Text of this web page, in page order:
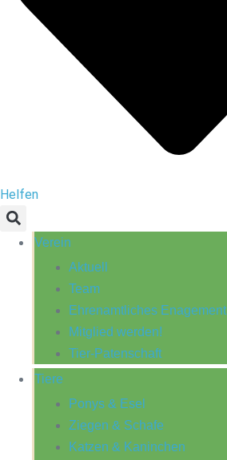
Helfen
Verein
Aktuell
Team
Ehrenamtliches Enagement
Mitglied werden!
Tier-Patenschaft
Tiere
Ponys & Esel
Ziegen & Schafe
Katzen & Kaninchen